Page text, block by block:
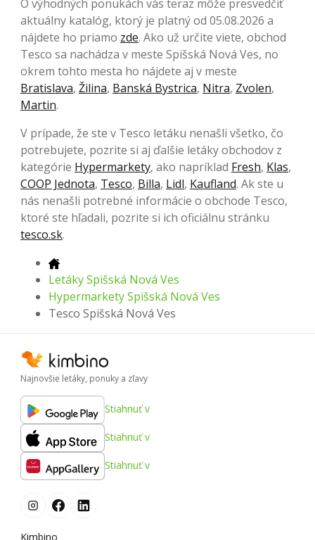
O výhodných ponukách vás teraz môže presvedčiť
aktuálny katalóg, ktorý je platný od 05.08.2026 a
nájdete ho priamo zde. Ako už určite viete, obchod
Tesco sa nachádza v meste Spišská Nová Ves, no
okrem tohto mesta ho nájdete aj v meste
Bratislava, Žilina, Banská Bystrica, Nitra, Zvolen,
Martin.
V prípade, že ste v Tesco letáku nenašli všetko, čo
potrebujete, pozrite si aj ďalšie letáky obchodov z
kategórie Hypermarkety, ako napríklad Fresh, Klas,
COOP Jednota, Tesco, Billa, Lidl, Kaufland. Ak ste u
nás nenašli potrebné informácie o obchode Tesco,
ktoré ste hľadali, pozrite si ich oficiálnu stránku
tesco.sk.
Letáky Spišská Nová Ves
Hypermarkety Spišská Nová Ves
Tesco Spišská Nová Ves
Najnovšie letáky, ponuky a zľavy
Stiahnuť v
Stiahnuť v
Stiahnuť v
Kimbino